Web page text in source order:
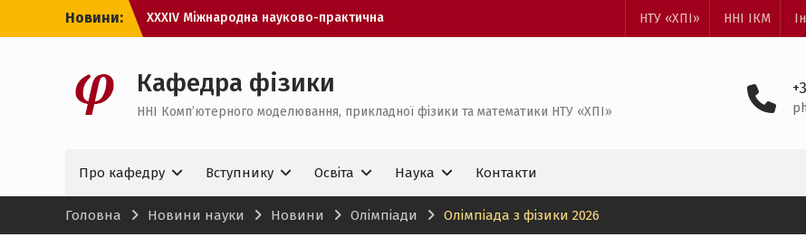
Новини:
XXXІV Міжнародна науково-практична
конференція «Інформаційні
освіта, здоров’я» (MicroCAD–2026)
Олімпіада з фізики 2026
Академічна мобільність Erasmus+ у
НТУ «ХПІ» ННІ ІКМ
Кафедра фізики
ННІ Комп’ютерного моделювання, прикладної фізики та математики НТУ «ХПІ»
Про кафедру Вступнику Освіта Наука Контакти
Головна Новини науки Новини Олімпіади Олімпіада з фізики 2026